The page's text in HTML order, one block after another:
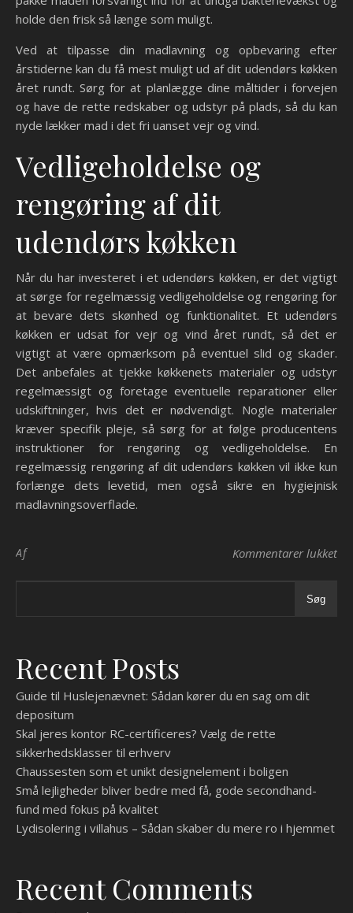
holde den frisk så længe som muligt.
Ved at tilpasse din madlavning og opbevaring efter
årstiderne kan du få mest muligt ud af dit udendørs køkken
året rundt. Sørg for at planlægge dine måltider i forvejen
og have de rette redskaber og udstyr på plads, så du kan
nyde lækker mad i det fri uanset vejr og vind.
Vedligeholdelse og
rengøring af dit
udendørs køkken
Når du har investeret i et udendørs køkken, er det vigtigt
at sørge for regelmæssig vedligeholdelse og rengøring for
at bevare dets skønhed og funktionalitet. Et udendørs
køkken er udsat for vejr og vind året rundt, så det er
vigtigt at være opmærksom på eventuel slid og skader.
Det anbefales at tjekke køkkenets materialer og udstyr
regelmæssigt og foretage eventuelle reparationer eller
udskiftninger, hvis det er nødvendigt. Nogle materialer
kræver specifik pleje, så sørg for at følge producentens
instruktioner for rengøring og vedligeholdelse. En
regelmæssig rengøring af dit udendørs køkken vil ikke kun
forlænge dets levetid, men også sikre en hygiejnisk
madlavningsoverflade.
Af Kommentarer lukkettil
Søg
Recent Posts
Guide til Huslejenævnet: Sådan kører du en sag om dit
depositum
Skal jeres kontor RC-certificeres? Vælg de rette
sikkerhedsklasser til erhverv
Chaussesten som et unikt designelement i boligen
Små lejligheder bliver bedre med få, gode secondhand-
fund med fokus på kvalitet
Lydisolering i villahus – Sådan skaber du mere ro i hjemmet
Recent Comments